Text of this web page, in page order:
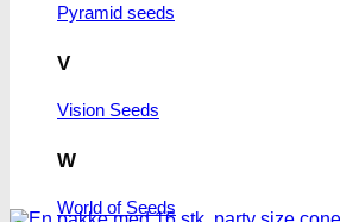
Pyramid seeds
V
Vision Seeds
W
World of Seeds